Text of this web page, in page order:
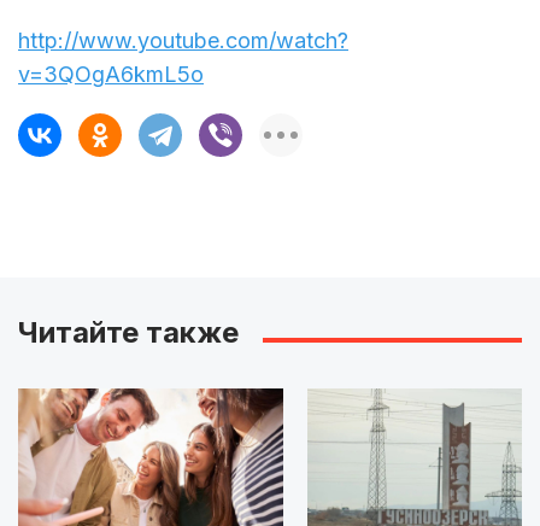
http://www.youtube.com/watch?
v=3QOgA6kmL5o
Читайте также